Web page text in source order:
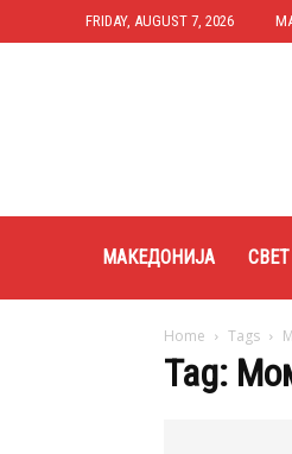
FRIDAY, AUGUST 7, 2026
МАКЕДОНИЈА
Home Tags
Tag: